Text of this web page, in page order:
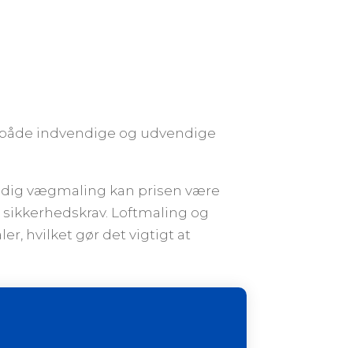
indvendige og udvendige
vægmaling kan prisen være
Loftmaling og
hvilket gør det vigtigt at